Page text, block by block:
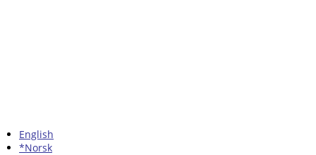
English
*Norsk